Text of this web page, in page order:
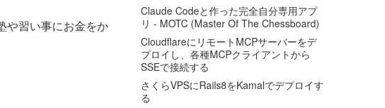
や習い事にお金をか
Claude Codeと作った完全自分専用アプ
リ - MOTC (Master Of The Chessboard)
CloudflareにリモートMCPサーバーをデ
プロイし、各種MCPクライアントから
SSEで接続する
さくらVPSにRails8をKamalでデプロイす
る